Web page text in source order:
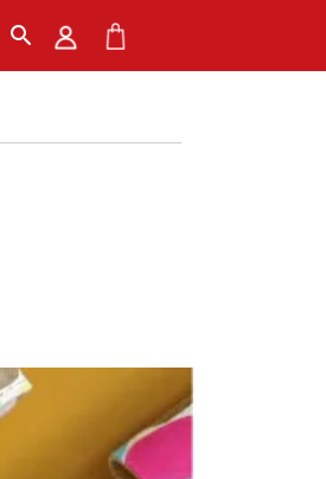
search